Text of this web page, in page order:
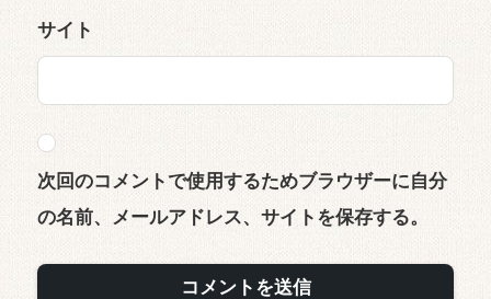
サイト
次回のコメントで使用するためブラウザーに自分
の名前、メールアドレス、サイトを保存する。